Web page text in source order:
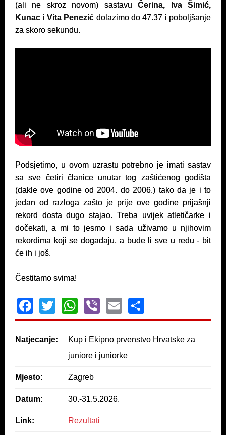
(ali ne skroz novom) sastavuČerina, Iva Šimić,
Kunac i Vita Penezić dolazimo do 47.37 i poboljšanje
za skoro sekundu.
Podsjetimo, u ovom uzrastu potrebno je imati sastav
sa sve četiri članice unutar tog zaštićenog godišta
(dakle ove godine od 2004. do 2006.) tako da je i to
jedan od razloga zašto je prije ove godine prijašnji
rekord dosta dugo stajao. Treba uvijek atletičarke i
dočekati, a mi to jesmo i sada uživamo u njihovim
rekordima koji se događaju, a bude li sve u redu - bit
će ih i još.
Čestitamo svima!
F
a
c
o
o
k
T
wi
tt
er
W
h
at
s
p
p
Vi
b
er
E
m
ail
h
ar
Natjecanje:
Kup i Ekipno prvenstvo Hrvatske za
juniore i juniorke
Mjesto: Zagreb
Datum: 30.-31.5.2026.
Link: Rezultati